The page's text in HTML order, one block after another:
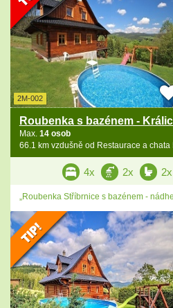
2M-002
Roubenka s bazénem -
Max. 14 osob
66.1 km vzdušně od Restaurace a chata
4x 2x 2x
„Roubenka Stříbrnice s bazénem -